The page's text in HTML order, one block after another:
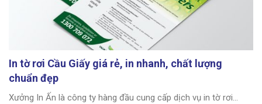
In tờ rơi Cầu Giấy giá rẻ, in nhanh, chất lượng
chuẩn đẹp
Xưởng In Ấn là công ty hàng đầu cung cấp dịch vụ in tờ rơi...